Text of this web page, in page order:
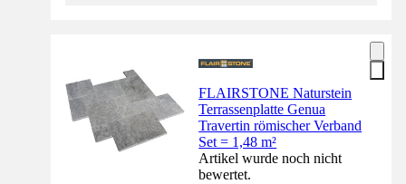
FLAIRSTONE Naturstein
Terrassenplatte Genua
Travertin römischer Verband
Set = 1,48 m²
Artikel wurde noch nicht
bewertet.